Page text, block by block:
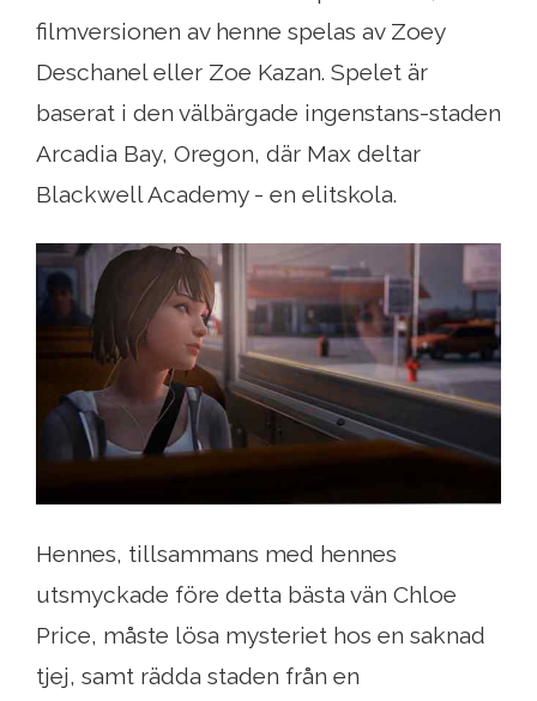
filmversionen av henne spelas av Zoey
Deschanel eller Zoe Kazan. Spelet är
baserat i den välbärgade ingenstans-staden
Arcadia Bay, Oregon, där Max deltar
Blackwell Academy - en elitskola.
Hennes, tillsammans med hennes
utsmyckade före detta bästa vän Chloe
Price, måste lösa mysteriet hos en saknad
tjej, samt rädda staden från en